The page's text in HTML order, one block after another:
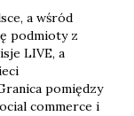
a wśród
podmioty z
LIVE, a
pomiędzy
commerce i